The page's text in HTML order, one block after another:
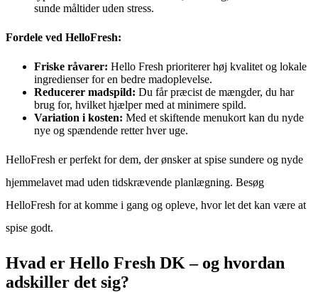
sunde måltider uden stress.
Fordele ved HelloFresh:
Friske råvarer: Hello Fresh prioriterer høj kvalitet og lokale
ingredienser for en bedre madoplevelse.
Reducerer madspild: Du får præcist de mængder, du har
brug for, hvilket hjælper med at minimere spild.
Variation i kosten: Med et skiftende menukort kan du nyde
nye og spændende retter hver uge.
HelloFresh er perfekt for dem, der ønsker at spise sundere og nyde
hjemmelavet mad uden tidskrævende planlægning. Besøg
HelloFresh for at komme i gang og opleve, hvor let det kan være at
spise godt.
Hvad er Hello Fresh DK – og hvordan
adskiller det sig?